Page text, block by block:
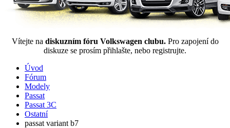
Vítejte na diskuzním fóru Volkswagen clubu. Pro zapojení do
diskuze se prosím přihlašte, nebo registrujte.
Úvod
Fórum
Modely
Passat
Passat 3C
Ostatní
passat variant b7